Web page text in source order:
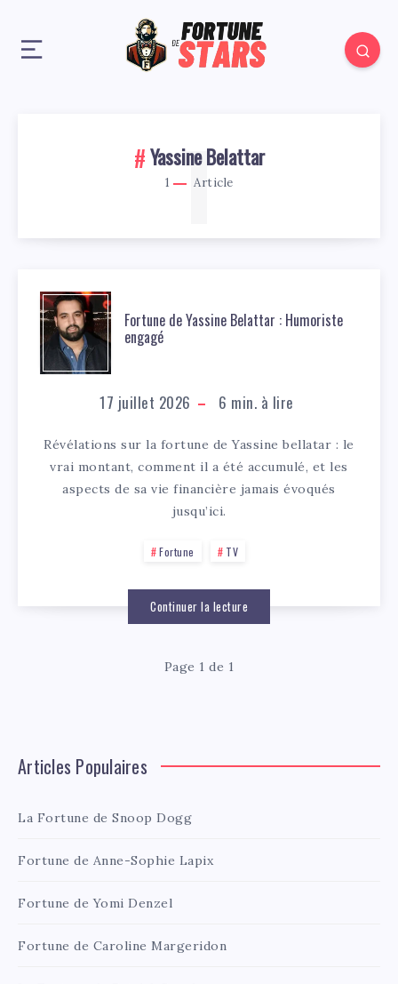
Yassine Belattar
1 Article
1
Fortune de Yassine Belattar : Humoriste
engagé
17 juillet 2026 6 min. à lire
Révélations sur la fortune de Yassine bellatar : le
vrai montant, comment il a été accumulé, et les
aspects de sa vie financière jamais évoqués
jusqu’ici.
Fortune TV
Continuer la lecture
Page 1 de 1
Articles Populaires
La Fortune de Snoop Dogg
Fortune de Anne-Sophie Lapix
Fortune de Yomi Denzel
Fortune de Caroline Margeridon